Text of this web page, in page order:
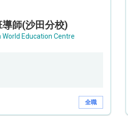
師(沙田分校)
Education Centre
全職